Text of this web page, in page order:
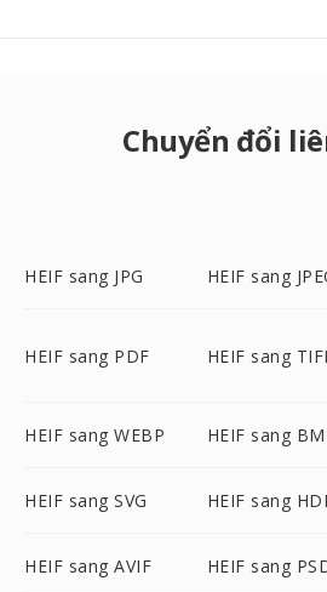
Chuyển đổi
HEIF sang JPG HEIF sang
HEIF sang PDF HEIF sang
HEIF sang WEBP HEIF sang
HEIF sang SVG HEIF sang
HEIF sang AVIF HEIF sang